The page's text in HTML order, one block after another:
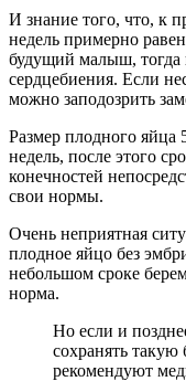
И знание того, что, к
недель примерно
будущий малыш, тогда
сердцебиения. Если
можно заподозрить
Размер плодного яйца
недель, после этого
конечностей
свои нормы.
Очень неприятная
плодное яйцо без
небольшом сроке
норма.
Но если и
сохранять такую
рекомендуют